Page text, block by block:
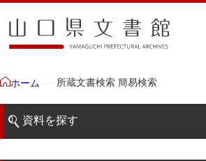
ホーム 所蔵文書検索 簡易検索
資料を探す